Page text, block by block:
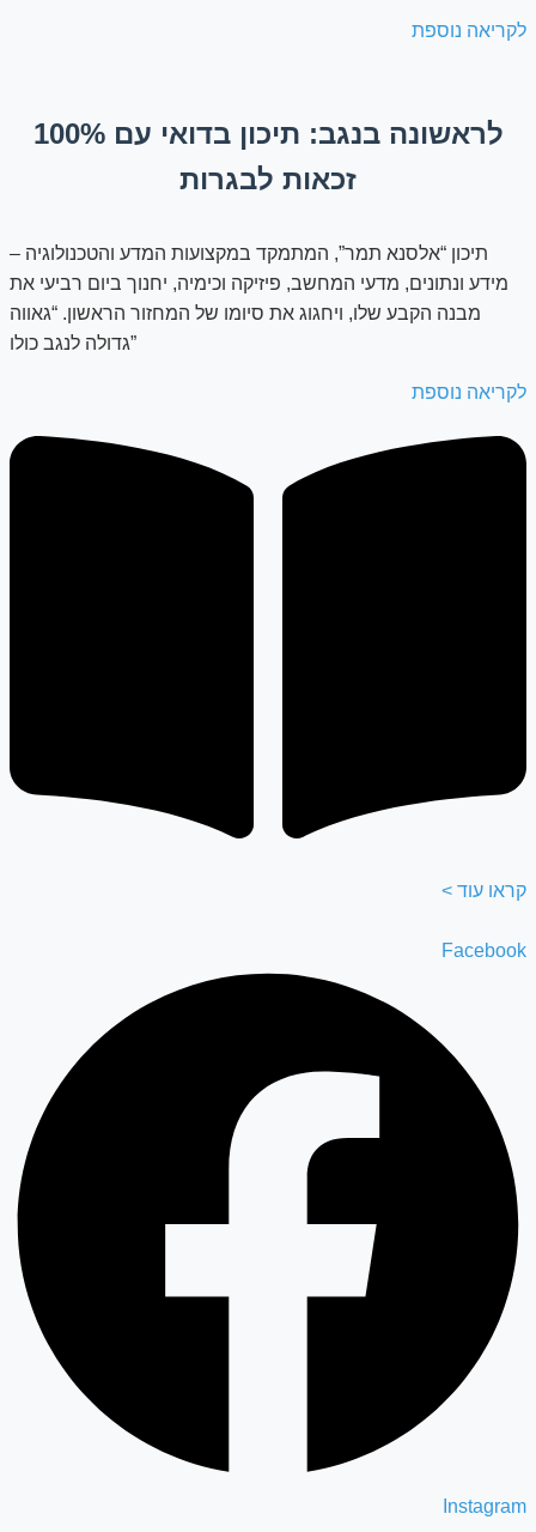
לקריאה נוספת
לראשונה בנגב: תיכון בדואי עם 100%
זכאות לבגרות
תיכון “אלסנא תמר”, המתמקד במקצועות המדע והטכנולוגיה –
מידע ונתונים, מדעי המחשב, פיזיקה וכימיה, יחנוך ביום רביעי את
מבנה הקבע שלו, ויחגוג את סיומו של המחזור הראשון. “גאווה
גדולה לנגב כולו”
לקריאה נוספת
קראו עוד >
Facebook
Instagram